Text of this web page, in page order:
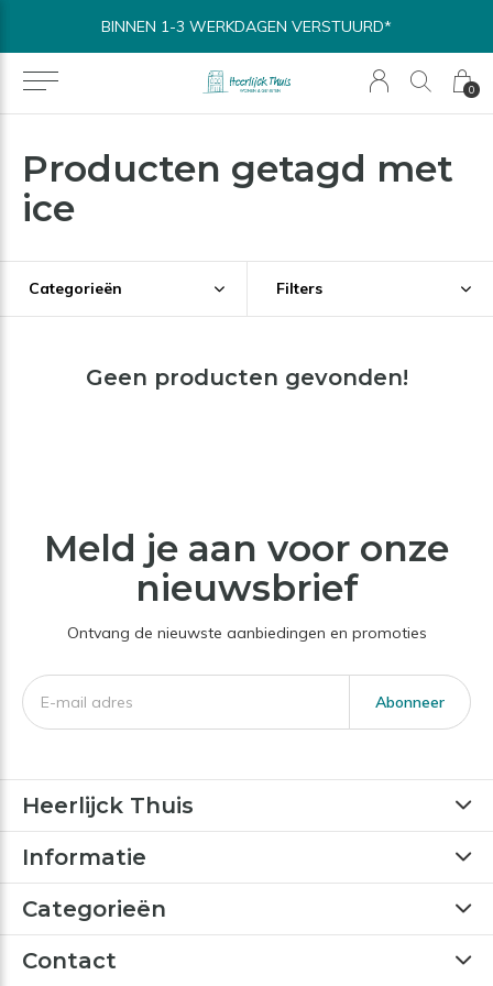
0
BINNEN 1-3 WERKDAGEN VERSTUURD*
Producten getagd met
ice
Categorieën Filters
Geen producten gevonden!
Meld je aan voor onze
nieuwsbrief
Ontvang de nieuwste aanbiedingen en promoties
Abonneer
Heerlijck Thuis
Informatie
Categorieën
Contact